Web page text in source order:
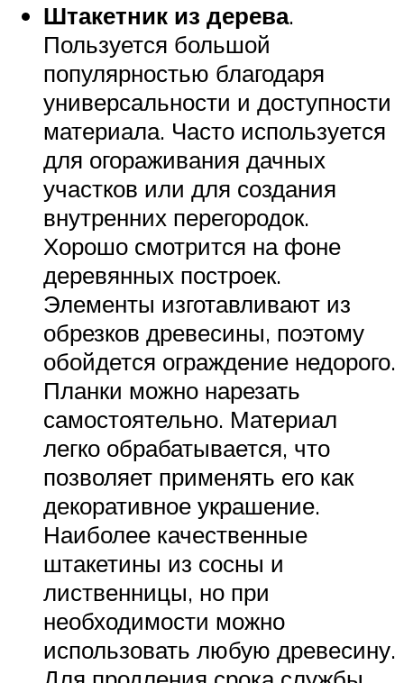
Штакетник из дерева.
Пользуется большой
популярностью благодаря
универсальности и доступности
материала. Часто используется
для огораживания дачных
участков или для создания
внутренних перегородок.
Хорошо смотрится на фоне
деревянных построек.
Элементы изготавливают из
обрезков древесины, поэтому
обойдется ограждение недорого.
Планки можно нарезать
самостоятельно. Материал
легко обрабатывается, что
позволяет применять его как
декоративное украшение.
Наиболее качественные
штакетины из сосны и
лиственницы, но при
необходимости можно
использовать любую древесину.